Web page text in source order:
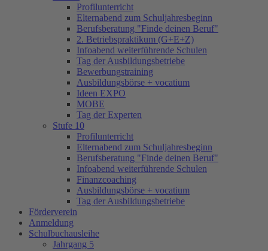
Profilunterricht
Elternabend zum Schuljahresbeginn
Berufsberatung "Finde deinen Beruf"
2. Betriebspraktikum (G+E+Z)
Infoabend weiterführende Schulen
Tag der Ausbildungsbetriebe
Bewerbungstraining
Ausbildungsbörse + vocatium
Ideen EXPO
MOBE
Tag der Experten
Stufe 10
Profilunterricht
Elternabend zum Schuljahresbeginn
Berufsberatung "Finde deinen Beruf"
Infoabend weiterführende Schulen
Finanzcoaching
Ausbildungsbörse + vocatium
Tag der Ausbildungsbetriebe
Förderverein
Anmeldung
Schulbuchausleihe
Jahrgang 5